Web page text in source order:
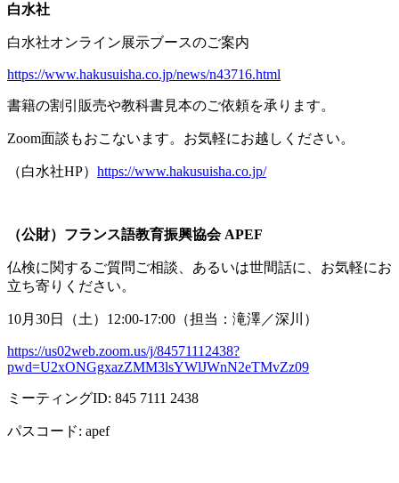
白水社
白水社オンライン展示ブースのご案内
https://www.hakusuisha.co.jp/news/n43716.html
書籍の割引販売や教科書見本のご依頼を承ります。
Zoom面談もおこないます。お気軽にお越しください。
（白水社HP） https://www.hakusuisha.co.jp/
（公財）フランス語教育振興協会APEF
仏検に関するご質問ご相談、あるいは世間話に、お気軽にお
立ち寄りください。
10月 30日（土） 12:00-17:00 （担当：滝澤／深川）
https://us02web.zoom.us/j/84571112438?
pwd=U2xONGgxazZMM3lsYWlJWnN2eTMvZz09
ミーティングID: 845 7111 2438
パスコード: apef